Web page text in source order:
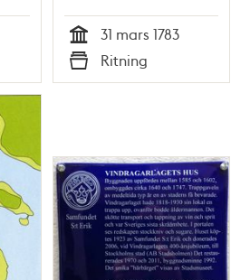
Tid
31 mars 1783
Typ
Ritning